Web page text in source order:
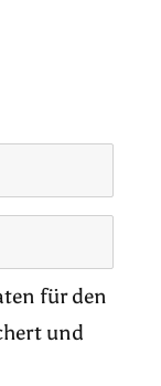
für den
und